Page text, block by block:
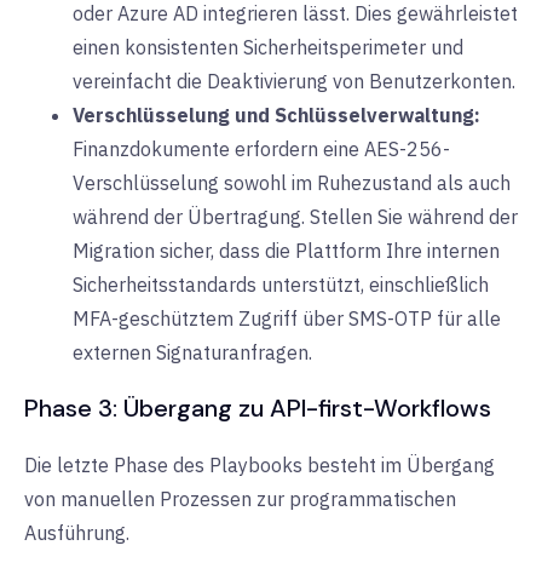
oder Azure AD integrieren lässt. Dies gewährleistet
einen konsistenten Sicherheitsperimeter und
vereinfacht die Deaktivierung von Benutzerkonten.
Verschlüsselung und Schlüsselverwaltung:
Finanzdokumente erfordern eine AES-256-
Verschlüsselung sowohl im Ruhezustand als auch
während der Übertragung. Stellen Sie während der
Migration sicher, dass die Plattform Ihre internen
Sicherheitsstandards unterstützt, einschließlich
MFA-geschütztem Zugriff über SMS-OTP für alle
externen Signaturanfragen.
Phase 3: Übergang zu API-first-Workflows
Die letzte Phase des Playbooks besteht im Übergang
von manuellen Prozessen zur programmatischen
Ausführung.